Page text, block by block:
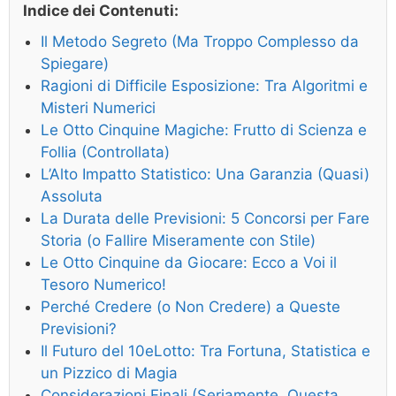
Indice dei Contenuti:
Il Metodo Segreto (Ma Troppo Complesso da
Spiegare)
Ragioni di Difficile Esposizione: Tra Algoritmi e
Misteri Numerici
Le Otto Cinquine Magiche: Frutto di Scienza e
Follia (Controllata)
L’Alto Impatto Statistico: Una Garanzia (Quasi)
Assoluta
La Durata delle Previsioni: 5 Concorsi per Fare
Storia (o Fallire Miseramente con Stile)
Le Otto Cinquine da Giocare: Ecco a Voi il
Tesoro Numerico!
Perché Credere (o Non Credere) a Queste
Previsioni?
Il Futuro del 10eLotto: Tra Fortuna, Statistica e
un Pizzico di Magia